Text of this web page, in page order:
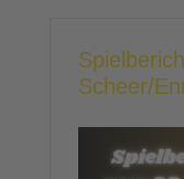
Scheer/